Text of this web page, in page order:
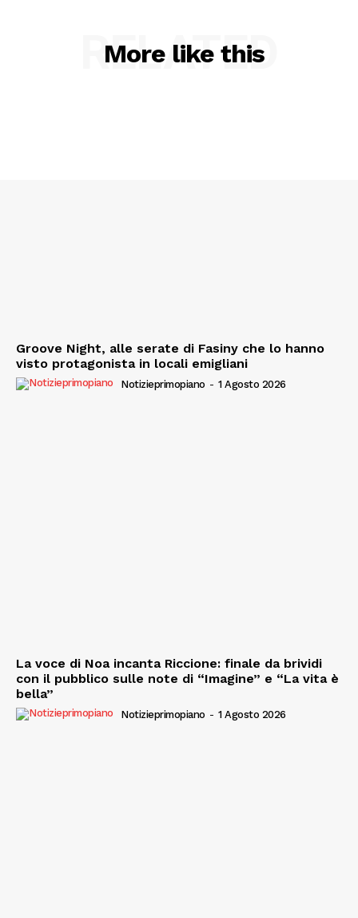
More like this
RELATED
Groove Night, alle serate di Fasiny che lo hanno
visto protagonista in locali emigliani
Notizieprimopiano - 1 Agosto 2026
La voce di Noa incanta Riccione: finale da brividi
con il pubblico sulle note di “Imagine” e “La vita è
bella”
Notizieprimopiano - 1 Agosto 2026